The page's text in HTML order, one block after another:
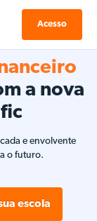
Acesso
a nova
e envolvente
o futuro.
escola